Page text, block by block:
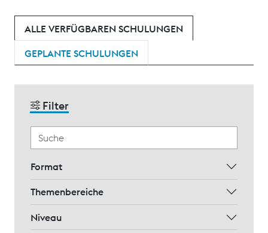
ALLE VERFÜGBAREN SCHULUNGEN
GEPLANTE SCHULUNGEN
Filter
Format
Themenbereiche
Niveau